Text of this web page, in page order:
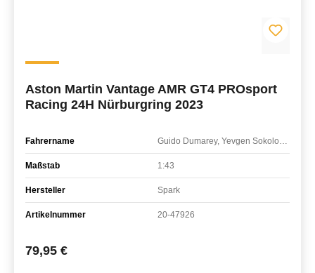
Aston Martin Vantage AMR GT4 PROsport
Racing 24H Nürburgring 2023
Fahrername
Maßstab 1:43
Hersteller Spark
Artikelnummer 20-47926
Regulärer Preis:
79,95 €